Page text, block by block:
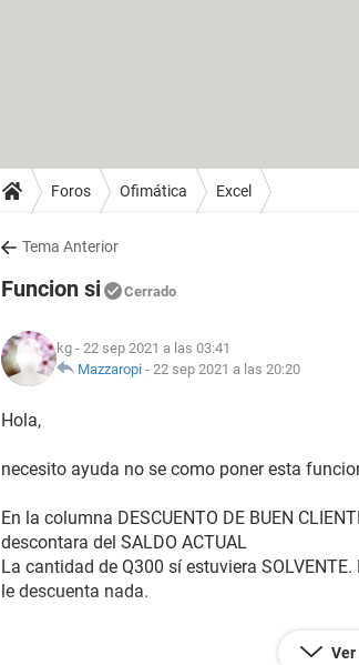
Foros Ofimática Excel
Tema Anterior
Funcion si Cerrado
kg - 22 sep 2021 a las 03:41
Mazzaropi - 22 sep 2021 a las 20:20
Hola,
necesito ayuda no se como poner esta
En la columna DESCUENTO DE BUEN
descontara del SALDO ACTUAL
La cantidad de Q300 sí estuviera
le descuenta nada.
Ver